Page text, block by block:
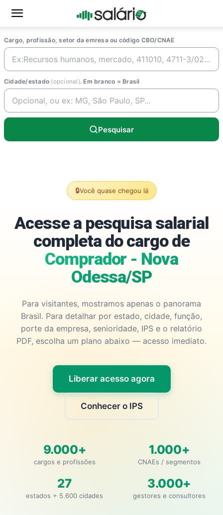
Cargo, profissão, setor da emresa ou código CBO/CNAE
Cidade/estado (opcional). Em branco = Brasil
Pesquisar
🔒Você quase chegou lá
Acesse a pesquisa salarial
completa do cargo de
Comprador - Nova
Odessa/SP
Para visitantes, mostramos apenas o panorama
Brasil. Para detalhar por estado, cidade, função,
porte da empresa, senioridade, IPS e o relatório
PDF, escolha um plano abaixo — acesso imediato.
Liberar acesso agora
Conhecer o IPS
9.000+
cargos e profissões
1.000+
CNAEs / segmentos
27
estados + 5.600 cidades
3.000+
gestores e consultores